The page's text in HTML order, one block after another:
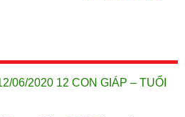
06/2020 12 CON GIÁP – TUỔI